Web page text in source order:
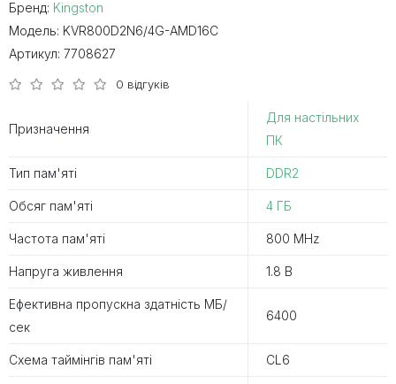
Бренд: Kingston
Модель: KVR800D2N6/4G-AMD16С
Артикул: 7708627
0 відгуків
Призначення
Для настільних
ПК
Тип пам'яті DDR2
Обсяг пам'яті 4 ГБ
Частота пам'яті 800 MHz
Напруга живлення 1.8 В
Ефективна пропускна здатність MБ/
сек
6400
Схема таймінгів пам'яті CL6